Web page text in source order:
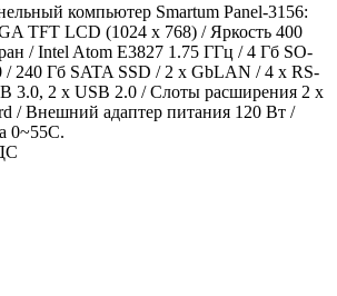
компьютер Smartum Panel-3156:
TFT LCD (1024 x 768) / Яркость 400
/ Intel Atom E3827 1.75 ГГц / 4 Гб SO-
240 Гб SATA SSD / 2 x GbLAN / 4 x RS-
3.0, 2 x USB 2.0 / Слоты расширения 2 x
/ Внешний адаптер питания 120 Вт /
0~55C.